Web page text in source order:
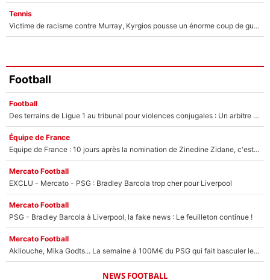
Tennis
Victime de racisme contre Murray, Kyrgios pousse un énorme coup de gueule !
Football
Football
Des terrains de Ligue 1 au tribunal pour violences conjugales : Un arbitre français encourt une peine de 18 mois de prison !
Équipe de France
Equipe de France : 10 jours après la nomination de Zinedine Zidane, c'est au tour de son fils de prendre un nouveau départ !
Mercato Football
EXCLU - Mercato - PSG : Bradley Barcola trop cher pour Liverpool
Mercato Football
PSG - Bradley Barcola à Liverpool, la fake news : Le feuilleton continue !
Mercato Football
Akliouche, Mika Godts... La semaine à 100M€ du PSG qui fait basculer le mercato du PSG !
NEWS FOOTBALL